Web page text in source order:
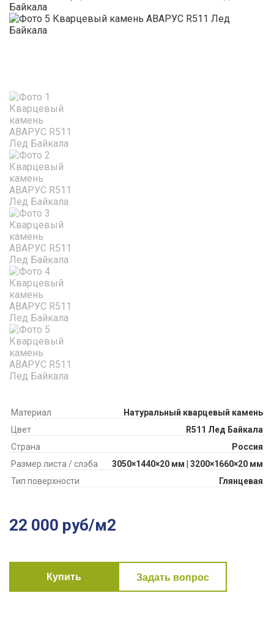
Материал
Натуральный кварцевый камень
Цвет
R511 Лед Байкала
Страна
Россия
Размер листа / слэба
3050×1440×20 мм | 3200×1660×20 мм
Тип поверхности
Глянцевая
22 000 руб/м2
Купить Задать вопрос